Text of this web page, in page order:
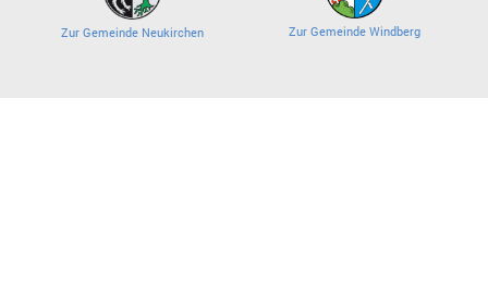
Zur Gemeinde Neukirchen Zur Gemeinde Windberg